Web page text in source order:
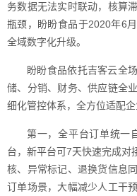
务数据无法实时联动，核算
瓶颈，盼盼食品于2020年6
全域数字化升级。
盼盼食品依托吉客云全
储、分销、财务、供应链全
细化管控体系，全方位适配企
第一，全平台订单统一
台，新平台可7天快速完成对
核、异常标记、退换货信息
订单场景，大幅减少人工干